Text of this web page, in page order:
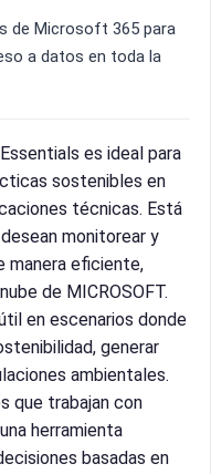
de Microsoft 365 para
a datos en toda la
es ideal para
sostenibles en
técnicas. Está
monitorear y
manera eficiente,
de MICROSOFT.
en escenarios donde
generar
ambientales.
que trabajan con
herramienta
basadas en